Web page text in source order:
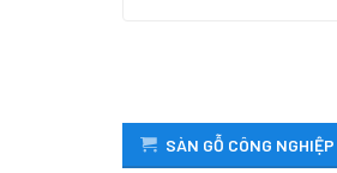
SÀN GỖ CÔNG NGHIỆP